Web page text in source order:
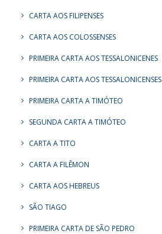
CARTA AOS FILIPENSES
CARTA AOS COLOSSENSES
PRIMEIRA CARTA AOS TESSALONICENES
PRIMEIRA CARTA AOS TESSALONICENSES
PRIMEIRA CARTA A TIMÓTEO
SEGUNDA CARTA A TIMÓTEO
CARTA A TITO
CARTA A FILÊMON
CARTA AOS HEBREUS
SÃO TIAGO
PRIMEIRA CARTA DE SÃO PEDRO